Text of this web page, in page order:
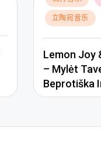
in
立陶宛音乐
Lemon Joy
– Mylėt
Beprotiška